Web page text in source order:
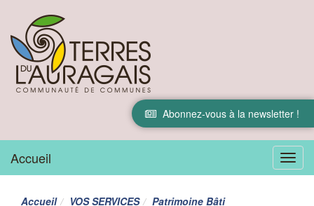
Abonnez-vous à la newsletter !
Menu
Accueil
Accueil VOS SERVICES Patrimoine Bâti